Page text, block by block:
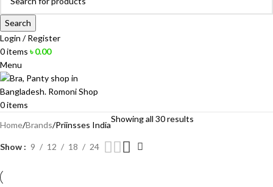
Search
Login / Register
0items ৳0.00
Menu
0items
Home Brands Priinsses India
Showing all 30 results
Show 9 12 18 24